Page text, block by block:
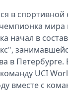
в спортивной
начал в
в
UCI
вместе с